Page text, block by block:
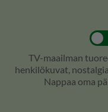
TV-maailman
henkilökuvat,
Nappaa oma